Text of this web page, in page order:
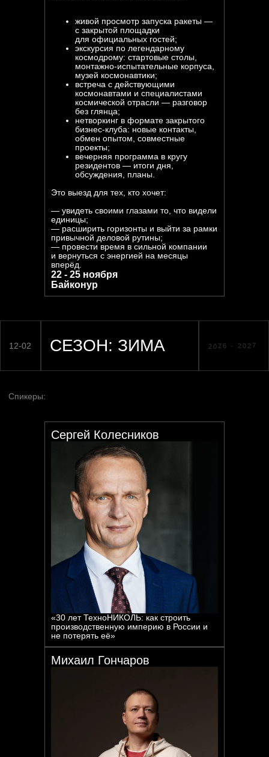
живой просмотр запуска ракеты —
с закрытой площадки
для официальных гостей;
экскурсия по легендарному
космодрому: стартовые столы,
монтажно-испытательные корпуса,
музей космонавтики;
встреча с действующими
космонавтами и специалистами
космической отрасли — разговор
без глянца;
нетворкинг в формате закрытого
бизнес-клуба: новые контакты,
обмен опытом, совместные
проекты;
вечерняя программа в кругу
резидентов — итоги дня,
обсуждения, планы.
Это выезд для тех, кто хочет:
— увидеть своими глазами то, что видели
единицы;
— расширить горизонты и выйти за рамки
привычной деловой рутины;
— провести время в сильной компании
и вернуться с энергией на месяцы
вперёд.
22 - 25 ноября
Байконур
Сергей Колесников
«30 лет ТехноНИКОЛЬ: как строить
производственную империю в России и
не потерять её»
Михаил Гончаров
СЕЗОН: ЛЕТО